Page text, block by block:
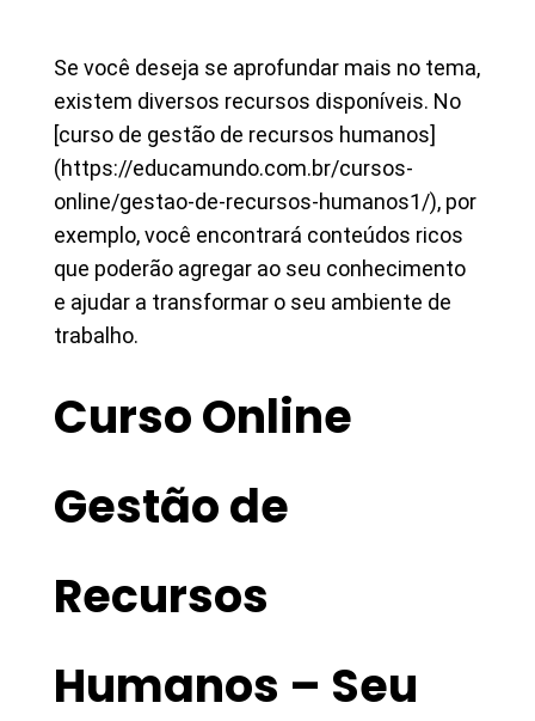
Se você deseja se aprofundar mais no tema,
existem diversos recursos disponíveis. No
[curso de gestão de recursos humanos]
(https://educamundo.com.br/cursos-
online/gestao-de-recursos-humanos1/), por
exemplo, você encontrará conteúdos ricos
que poderão agregar ao seu conhecimento
e ajudar a transformar o seu ambiente de
trabalho.
Curso Online
Gestão de
Recursos
Humanos – Seu